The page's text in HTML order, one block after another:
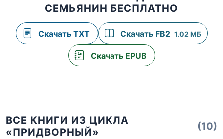
СЕМЬЯНИН БЕСПЛАТНО
Скачать TXT Скачать FB2 1.02 МБ
Скачать EPUB
ВСЕ КНИГИ ИЗ ЦИКЛА
«ПРИДВОРНЫЙ»
(10)